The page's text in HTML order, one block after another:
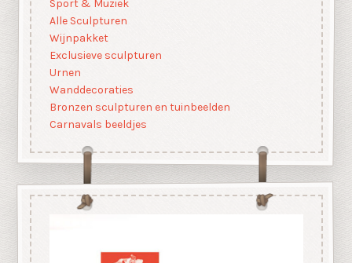
Sport & Muziek
Alle Sculpturen
Wijnpakket
Exclusieve sculpturen
Urnen
Wanddecoraties
Bronzen sculpturen en tuinbeelden
Carnavals beeldjes